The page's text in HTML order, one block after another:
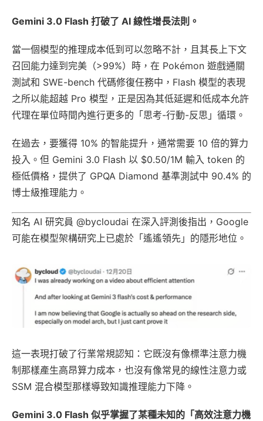
Gemini 3.0 Flash 打破了 AI 線性增長法則。
當一個模型的推理成本低到可以忽略不計，且其長上下文
召回能力達到完美（>99%）時，在 Pokémon 遊戲通關
測試和 SWE-bench 代碼修復任務中，Flash 模型的表現
之所以能超越 Pro 模型，正是因為其低延遲和低成本允許
代理在單位時間內進行更多的「思考-行動-反思」循環。
在過去，要獲得 10% 的智能提升，通常需要 10 倍的算力
投入。但 Gemini 3.0 Flash 以 $0.50/1M 輸入 token 的
極低價格，提供了 GPQA Diamond 基準測試中 90.4% 的
博士級推理能力。
知名 AI 研究員 @bycloudai 在深入評測後指出，Google
可能在模型架構研究上已處於「遙遙領先」的隱形地位。
這一表現打破了行業常規認知：它既沒有像標準注意力機
制那樣產生高昂算力成本，也沒有像常見的線性注意力或
SSM 混合模型那樣導致知識推理能力下降。
Gemini 3.0 Flash 似乎掌握了某種未知的「高效注意力機